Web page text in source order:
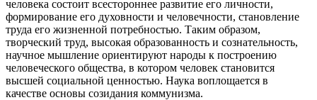
человека состоит всестороннее развитие его личности,
формирование его духовности и человечности, становление
труда его жизненной потребностью. Таким образом,
творческий труд, высокая образованность и сознательность,
научное мышление ориентируют народы к построению
человеческого общества, в котором человек становится
высшей социальной ценностью. Наука воплощается в
качестве основы созидания коммунизма.